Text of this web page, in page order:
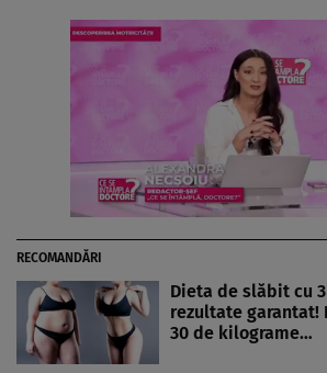
RECOMANDĂRI
Dieta de slăbit cu
rezultate garantat!
30 de kilograme…